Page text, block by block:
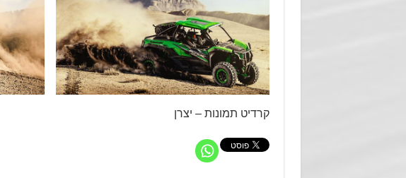
קרדיט תמונות – יצרן